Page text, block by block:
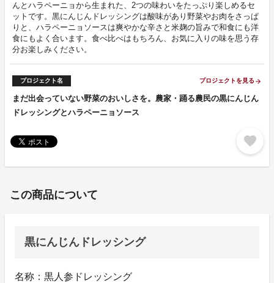
んとハラペーニョから生まれた、2つの味わいをたっぷり楽しめるセ
ットです。黒にんじんドレッシングは酸味があり野菜やお肉をさっぱ
りと、ハラペーニョソースは爽やかな辛さと米麹の旨みで和食にも洋
食にもよく合います。食べ比べはもちろん、お気に入りの味を思う存
分お楽しみください。
プロジェクト名 プロジェクトを見る arrow_forward
まだ出会っていない野菜のおいしさを。農家・踊る農民の黒にんじん
ドレッシングとハラペーニョソース
favorite
この商品について
黒にんじんドレッシング
名称：黒人参ドレッシング